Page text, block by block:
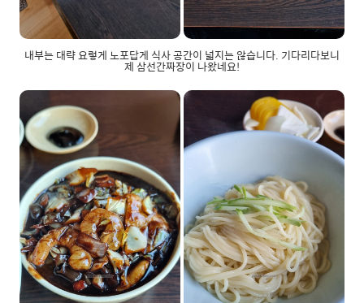
내부는 대략 요렇게 노포답게 식사 공간이 넓지는 않습니다. 기다리다보니
제 삼선간짜장이 나왔네요!